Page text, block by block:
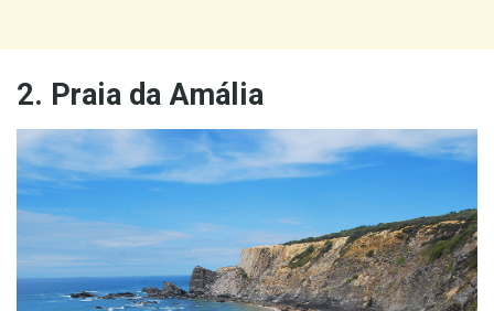
2. Praia da Amália